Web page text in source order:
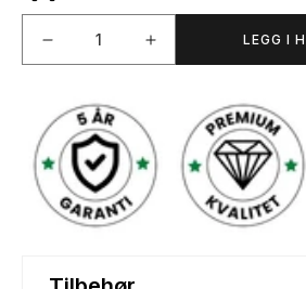
antallet
YORK
Spisegruppe
Øk
antallet
YORK
Spisegruppe
LEGG I